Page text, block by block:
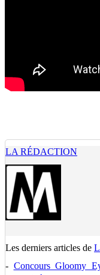
LA RÉDACTION
Les derniers articles de
- Concours Gloomy